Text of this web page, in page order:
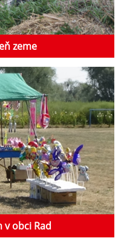
zeme
v obci Rad